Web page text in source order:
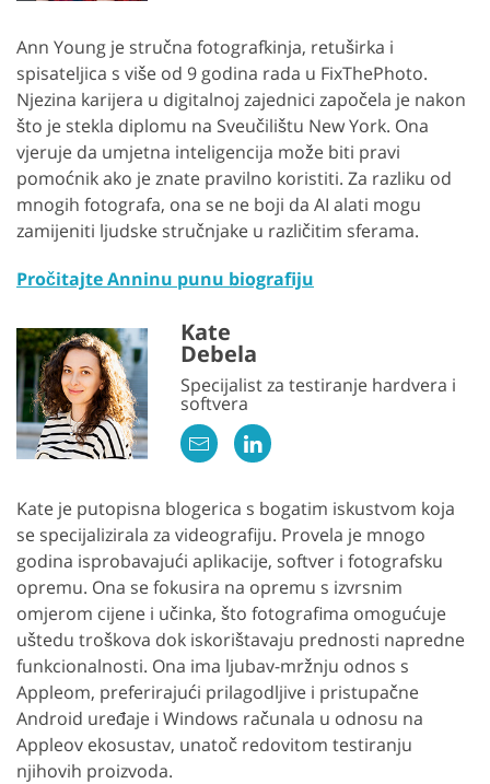
Ann Young je stručna fotografkinja, retuširka i
spisateljica s više od 9 godina rada u FixThePhoto.
Njezina karijera u digitalnoj zajednici započela je nakon
što je stekla diplomu na Sveučilištu New York. Ona
vjeruje da umjetna inteligencija može biti pravi
pomoćnik ako je znate pravilno koristiti. Za razliku od
mnogih fotografa, ona se ne boji da AI alati mogu
zamijeniti ljudske stručnjake u različitim sferama.
Pročitajte Anninu punu biografiju
Kate
Debela
Specijalist za testiranje hardvera i
softvera
Kate je putopisna blogerica s bogatim iskustvom koja
se specijalizirala za videografiju. Provela je mnogo
godina isprobavajući aplikacije, softver i fotografsku
opremu. Ona se fokusira na opremu s izvrsnim
omjerom cijene i učinka, što fotografima omogućuje
uštedu troškova dok iskorištavaju prednosti napredne
funkcionalnosti. Ona ima ljubav-mržnju odnos s
Appleom, preferirajući prilagodljive i pristupačne
Android uređaje i Windows računala u odnosu na
Appleov ekosustav, unatoč redovitom testiranju
njihovih proizvoda.